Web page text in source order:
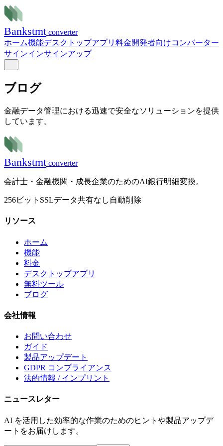
Bankstmt converter
ホーム機能デスクトップアプリ 料金開発者向けコンバーター
サインインサインアップ
ブログ
金融データ管理における迅速で安全なソリューションを提供
しています。
Bankstmt converter
会計士・金融機関・成長企業のためのAI銀行明細変換。
256ビットSSLデータ共有なし 自動削除
リソース
ホーム
機能
料金
デスクトップアプリ
無料ツール
ブログ
会社情報
お問い合わせ
ガイド
製品アップデート
GDPR コンプライアンス
法的情報 / インプリント
ニュースレター
AI を活用した効率的な作業のためのヒントや製品アップデ
ートをお届けします。